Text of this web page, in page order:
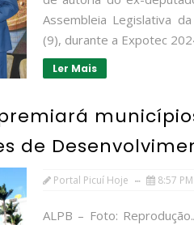
Assembleia Legislativa
(9), durante a Expotec
Ler Mais
premiará
de
Portal Picuí Hoje 8:57 PM
ALPB – Foto: